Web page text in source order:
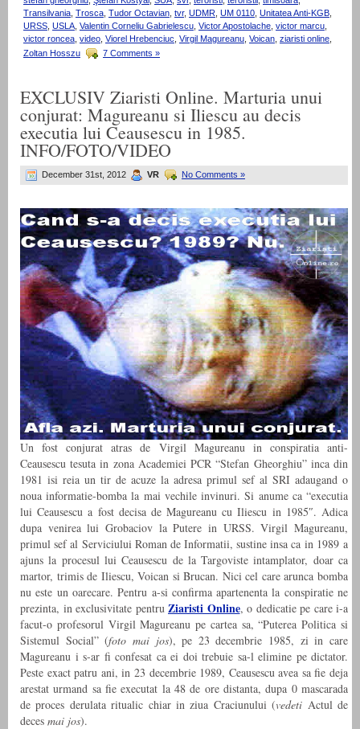
Transilvania, Trosca, Tudor Octavian, tvr, UDMR, UM 0110, Unitatea Anti-KGB,
URSS, USLA, Valentin Corneliu Gabrielescu, Victor Apostolache, victor marcu,
victor roncea, video, Viorel Hrebenciuc, Virgil Magureanu, Voican, ziaristi online,
Zoltan Hosszu
7 Comments »
EXCLUSIV Ziaristi Online. Marturia unui
conjurat: Magureanu si Iliescu au decis
executia lui Ceausescu in 1985.
INFO/FOTO/VIDEO
December 31st, 2012 VR No Comments »
Un fost conjurat atras de Virgil Magureanu in conspiratia anti-
Ceausescu tesuta in zona Academiei PCR “Stefan Gheorghiu” inca din
1981 isi reia un tir de acuze la adresa primul sef al SRI adaugand o
noua informatie-bomba la mai vechile invinuri. Si anume ca “executia
lui Ceausescu a fost decisa de Magureanu cu Iliescu in 1985″. Adica
dupa venirea lui Grobaciov la Putere in URSS. Virgil Magureanu,
primul sef al Serviciului Roman de Informatii, sustine insa ca in 1989 a
ajuns la procesul lui Ceausescu de la Targoviste intamplator, doar ca
martor, trimis de Iliescu, Voican si Brucan. Nici cel care arunca bomba
nu este un oarecare. Pentru a-si confirma apartenenta la conspiratie ne
prezinta, in exclusivitate pentru Ziaristi Online, o dedicatie pe care i-a
facut-o profesorul Virgil Magureanu pe cartea sa, “Puterea Politica si
Sistemul Social” (foto mai jos), pe 23 decembrie 1985, zi in care
Magureanu i s-ar fi confesat ca ei doi trebuie sa-l elimine pe dictator.
Peste exact patru ani, in 23 decembrie 1989, Ceausescu avea sa fie deja
arestat urmand sa fie executat la 48 de ore distanta, dupa 0 mascarada
de proces derulata ritualic chiar in ziua Craciunului (vedeti Actul de
deces mai jos).